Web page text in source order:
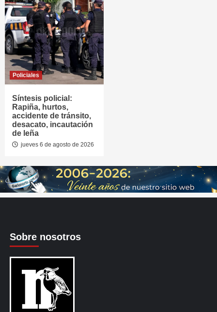
Policiales
Síntesis policial:
Rapiña, hurtos,
accidente de tránsito,
desacato, incautación
de leña
jueves 6 de agosto de 2026
Sobre nosotros